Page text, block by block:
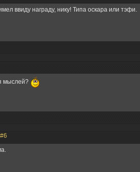
ввиду награду, нику! Типа оскара или тэфи.
мыслей?
#6